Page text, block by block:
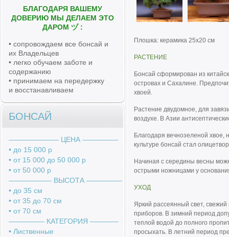
Плошка: керамика 25х20 см
РАСТЕНИЕ
Бонсай сформирован из
островах и Сахалине.
хвоей.
Растение двудомное, для
воздухе. В Азии
Благодаря вечнозеленой
культуре бонсай стал
Начиная с середины весны
острыми ножницами у
УХОД
Яркий рассеянный свет,
приборов. В зимний период
теплой водой до полного
просыхать. В летний период
БЛАГОДАРЯ ВАШЕМУ
ДОВЕРИЮ МЫ ДЕЛАЕМ ЭТО
ДАРОМ ヅ :
• сопровождаем все бонсай и
их Владельцев
• легко обучаем заботе и
содержанию
• принимаем на передержку
и восстанавливаем
БОНСАЙ
――――――― ЦЕНА ―――――
• до 15 000 р
• от 15 000 до 50 000 р
• от 50 000 р
―――――― ВЫСОТА ―――――
• до 35 см
• от 35 до 70 см
• от 70 см
――――― КАТЕГОРИЯ ――――
• Лиственные